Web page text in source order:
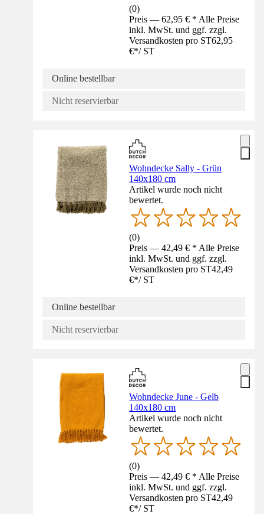
(0)
Preis — 62,95 € * Alle Preise
inkl. MwSt. und ggf. zzgl.
Versandkosten pro ST62,95
€*/ ST
Online bestellbar
Nicht reservierbar
Wohndecke Sally - Grün
140x180 cm
Artikel wurde noch nicht
bewertet.
(0)
Preis — 42,49 € * Alle Preise
inkl. MwSt. und ggf. zzgl.
Versandkosten pro ST42,49
€*/ ST
Online bestellbar
Nicht reservierbar
Wohndecke June - Gelb
140x180 cm
Artikel wurde noch nicht
bewertet.
(0)
Preis — 42,49 € * Alle Preise
inkl. MwSt. und ggf. zzgl.
Versandkosten pro ST42,49
€*/ ST